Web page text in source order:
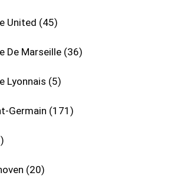
United 45
De Marseille 36
Lyonnais 5
Germain 171
20